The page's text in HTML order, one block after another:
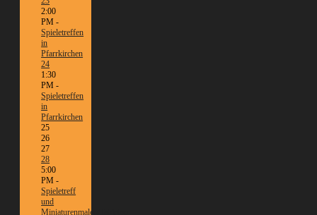
2:00
PM -
Spieletreffen
in
Pfarrkirchen
24
1:30
PM -
Spieletreffen
in
Pfarrkirchen
25
26
27
28
5:00
PM -
Spieletreff
und
Miniaturenmalen/Tabletop